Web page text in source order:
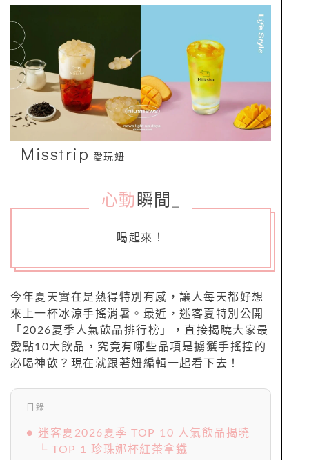
Misstrip 愛玩妞
心動 瞬間
喝起來！
今年夏天實在是熱得特別有感，讓人每天都好想
來上一杯冰涼手搖消暑。最近，迷客夏特別公開
「2026夏季人氣飲品排行榜」，直接揭曉大家最
愛點10大飲品，究竟有哪些品項是擄獲手搖控的
必喝神飲？現在就跟著妞編輯一起看下去！
目錄
● 迷客夏2026夏季 TOP 10 人氣飲品揭曉
└ TOP 1 珍珠娜杯紅茶拿鐵